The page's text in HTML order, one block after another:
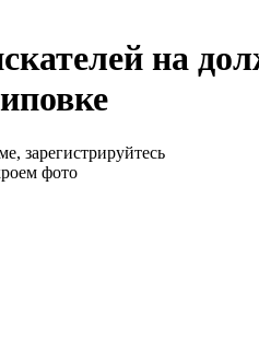
на
зарегистрируйтесь
фото